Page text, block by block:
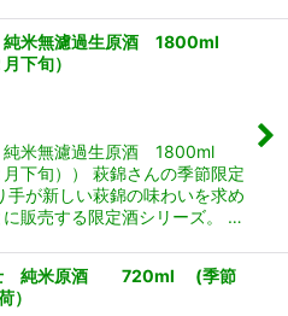
米無濾過生原酒 1800ml
下旬）
米無濾過生原酒 1800ml
月下旬）） 萩錦さんの季節限定
手が新しい萩錦の味わいを求め
販売する限定酒シリーズ。 …
純米原酒 720ml (季節
）